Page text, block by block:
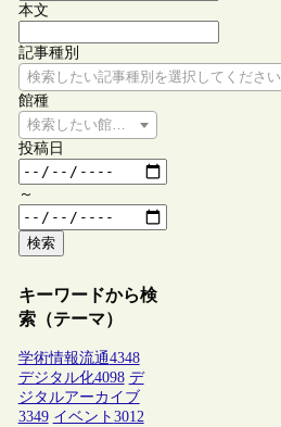
本文
記事種別
検索したい記事種別を選択してください
館種
検索したい館種を選択してください
投稿日
～
検索
キーワードから検
索（テーマ）
学術情報流通4348
デジタル化4098 デ
ジタルアーカイブ
3349 イベント 3012